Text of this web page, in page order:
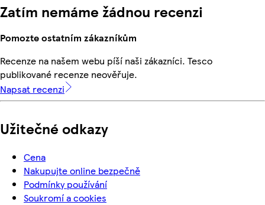
Zatím nemáme žádnou recenzi
Pomozte ostatním zákazníkům
Recenze na našem webu píší naši zákazníci. Tesco
publikované recenze neověřuje.
Napsat recenzi
Užitečné odkazy
Cena
Nakupujte online bezpečně
Podmínky používání
Soukromí a cookies